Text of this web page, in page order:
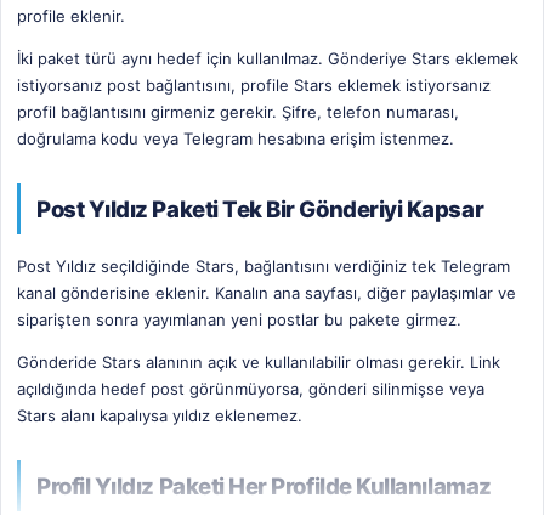
profile eklenir.
İki paket türü aynı hedef için kullanılmaz. Gönderiye Stars eklemek
istiyorsanız post bağlantısını, profile Stars eklemek istiyorsanız
profil bağlantısını girmeniz gerekir. Şifre, telefon numarası,
doğrulama kodu veya Telegram hesabına erişim istenmez.
Post Yıldız Paketi Tek Bir Gönderiyi Kapsar
Post Yıldız seçildiğinde Stars, bağlantısını verdiğiniz tek Telegram
kanal gönderisine eklenir. Kanalın ana sayfası, diğer paylaşımlar ve
siparişten sonra yayımlanan yeni postlar bu pakete girmez.
Gönderide Stars alanının açık ve kullanılabilir olması gerekir. Link
açıldığında hedef post görünmüyorsa, gönderi silinmişse veya
Stars alanı kapalıysa yıldız eklenemez.
Profil Yıldız Paketi Her Profilde Kullanılamaz